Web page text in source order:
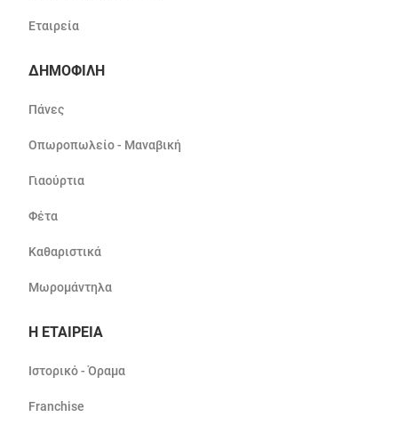
Εταιρεία
ΔΗΜΟΦΙΛΗ
Πάνες
Οπωροπωλείο - Μαναβική
Γιαούρτια
Φέτα
Καθαριστικά
Μωρομάντηλα
Η ΕΤΑΙΡΕΙΑ
Ιστορικό - Όραμα
Franchise